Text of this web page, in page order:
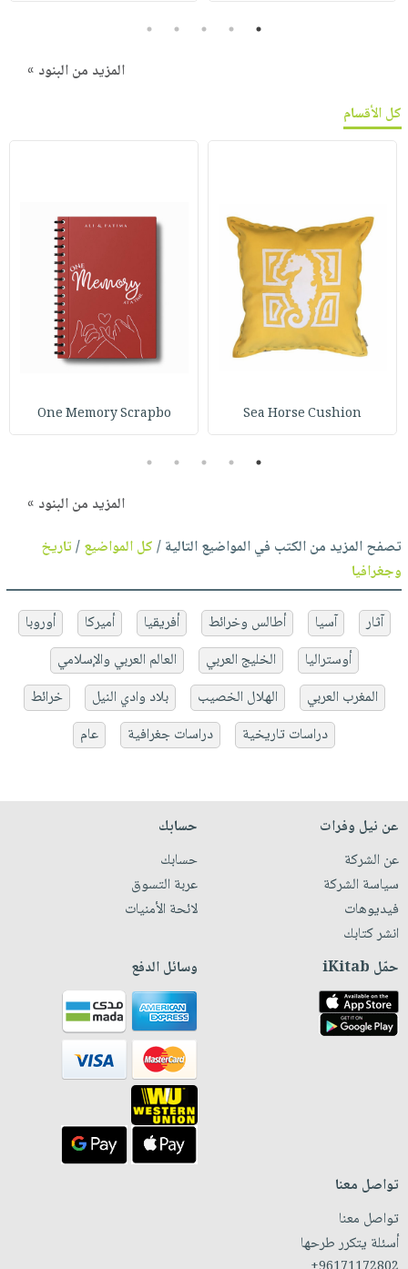
1
2
3
4
5
المزيد من البنود »
كل الأقسام
Sea Horse Cushion
One Memory Scrapbo
1
2
3
4
5
المزيد من البنود »
تصفح المزيد من الكتب في المواضيع التالية /كل المواضيع/تاريخ
وجغرافيا
آثار آسيا أطالس وخرائط أفريقيا أميركا
أوروبا
أوستراليا
الخليج العربي
العالم العربي والإسلامي
المغرب العربي
الهلال الخصيب بلاد وادي النيل
خرائط
دراسات تاريخية
دراسات جغرافية عام
عن نيل وفرات
عن الشركة
سياسة الشركة
فيديوهات
انشر كتابك
حسابك
حسابك
عربة التسوق
لائحة الأمنيات
حمّل iKitab وسائل الدفع
تواصل معنا
تواصل معنا
أسئلة يتكرر طرحها